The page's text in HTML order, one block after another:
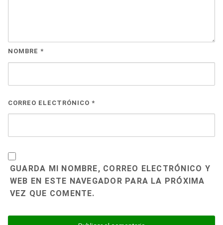
NOMBRE *
CORREO ELECTRÓNICO *
GUARDA MI NOMBRE, CORREO ELECTRÓNICO Y
WEB EN ESTE NAVEGADOR PARA LA PRÓXIMA
VEZ QUE COMENTE.